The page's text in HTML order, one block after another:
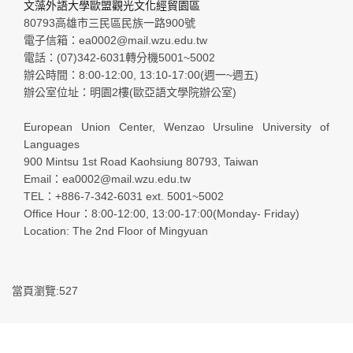
文藻外語大學歐盟觀光文化經貿園區
80793高雄市三民區民族一路900號
電子信箱：ea0002@mail.wzu.edu.tw
電話：(07)342-6031轉分機5001~5002
辦公時間：8:00-12:00, 13:10-17:00(週一~週五)
辦公室位址：明園2樓(歐亞語文學院辦公室)
European Union Center, Wenzao Ursuline University of
Languages
900 Mintsu 1st Road Kaohsiung 80793, Taiwan
Email：ea0002@mail.wzu.edu.tw
TEL：+886-7-342-6031 ext. 5001~5002
Office Hour：8:00-12:00, 13:00-17:00(Monday- Friday)
Location: The 2nd Floor of Mingyuan
當頁瀏覽:527